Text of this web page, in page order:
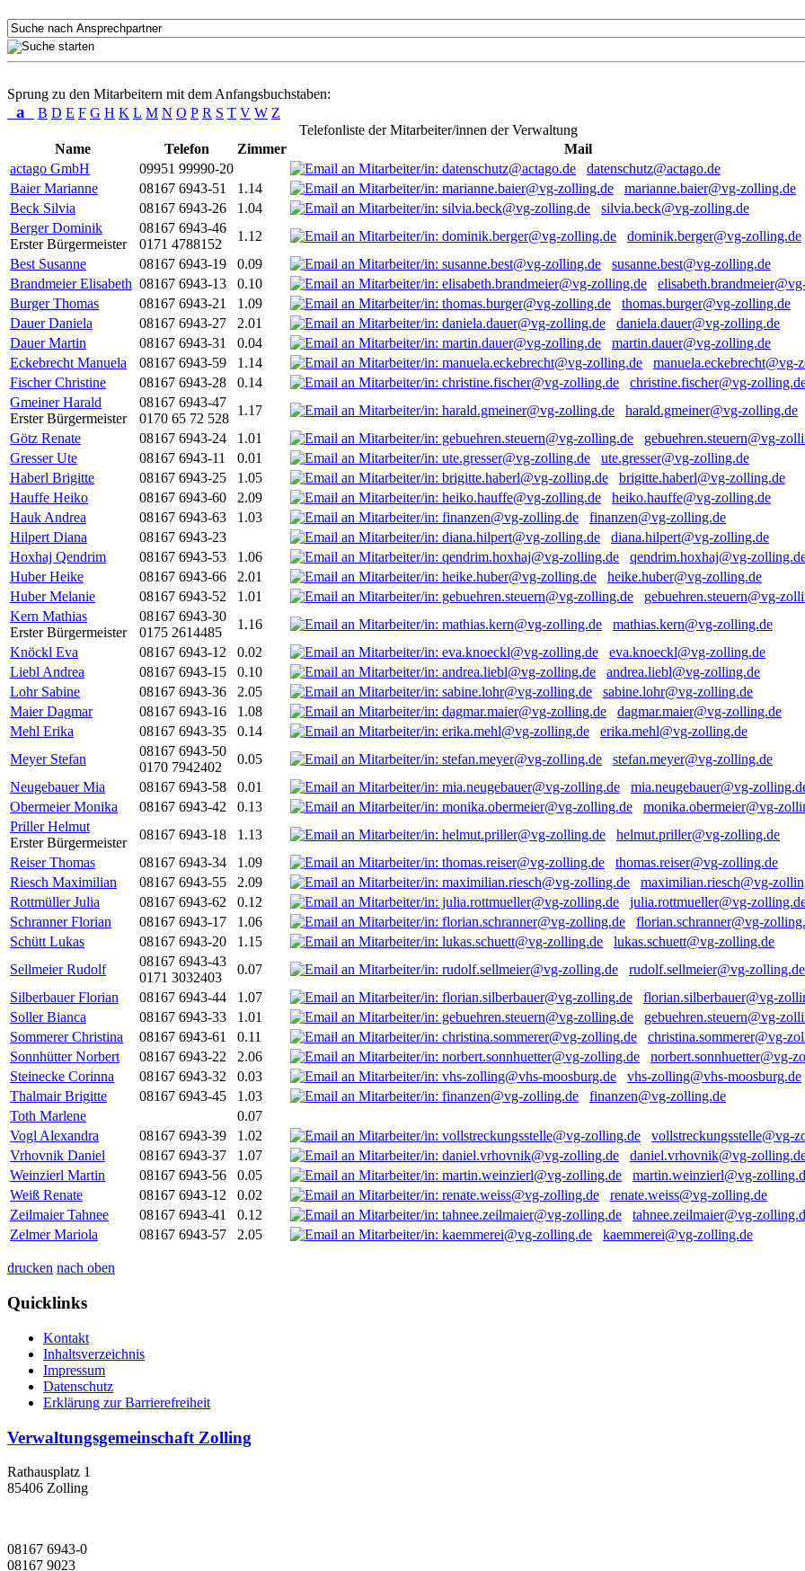
Sprung zu den Mitarbeitern mit dem Anfangsbuchstaben:
a B D E F G H K L M N O P R S T V W Z
Telefonliste der Mitarbeiter/innen der Verwaltung
Name
Telefon Zimmer
Mail
actago GmbH
09951 99990-20
datenschutz@actago.de
Baier Marianne
08167 6943-51 1.14
marianne.baier@vg-zolling.de
Beck Silvia
08167 6943-26 1.04
silvia.beck@vg-zolling.de
Berger Dominik
Erster Bürgermeister
08167 6943-46
0171 4788152
1.12
dominik.berger@vg-zolling.de
Best Susanne
08167 6943-19 0.09
susanne.best@vg-zolling.de
Brandmeier Elisabeth 08167 6943-13 0.10
Burger Thomas
08167 6943-21 1.09
thomas.burger@vg-zolling.de
Dauer Daniela
08167 6943-27 2.01
daniela.dauer@vg-zolling.de
Dauer Martin
08167 6943-31 0.04
martin.dauer@vg-zolling.de
Eckebrecht Manuela
08167 6943-59 1.14
manuela.eckebrecht@vg-
Fischer Christine
08167 6943-28 0.14
christine.fischer@vg-
Gmeiner Harald
Erster Bürgermeister
08167 6943-47
0170 65 72 528
1.17
harald.gmeiner@vg-zolling.de
Götz Renate
08167 6943-24 1.01
gebuehren.steuern@vg-
Gresser Ute
08167 6943-11 0.01
ute.gresser@vg-zolling.de
Haberl Brigitte
08167 6943-25 1.05
brigitte.haberl@vg-zolling.de
Hauffe Heiko
08167 6943-60 2.09
heiko.hauffe@vg-zolling.de
Hauk Andrea
08167 6943-63 1.03
finanzen@vg-zolling.de
Hilpert Diana
08167 6943-23
diana.hilpert@vg-zolling.de
Hoxhaj Qendrim
08167 6943-53 1.06
qendrim.hoxhaj@vg-
Huber Heike
08167 6943-66 2.01
heike.huber@vg-zolling.de
Huber Melanie
08167 6943-52 1.01
gebuehren.steuern@vg-
Kern Mathias
Erster Bürgermeister
08167 6943-30
0175 2614485
1.16
mathias.kern@vg-zolling.de
Knöckl Eva
08167 6943-12 0.02
eva.knoeckl@vg-zolling.de
Liebl Andrea
08167 6943-15 0.10
andrea.liebl@vg-zolling.de
Lohr Sabine
08167 6943-36 2.05
sabine.lohr@vg-zolling.de
Maier Dagmar
08167 6943-16 1.08
dagmar.maier@vg-zolling.de
Mehl Erika
08167 6943-35 0.14
erika.mehl@vg-zolling.de
Meyer Stefan
08167 6943-50
0170 7942402
0.05
stefan.meyer@vg-zolling.de
Neugebauer Mia
08167 6943-58 0.01
mia.neugebauer@vg-
Obermeier Monika
08167 6943-42 0.13
monika.obermeier@vg-
Priller Helmut
Erster Bürgermeister
08167 6943-18 1.13
helmut.priller@vg-zolling.de
Reiser Thomas
08167 6943-34 1.09
thomas.reiser@vg-zolling.de
Riesch Maximilian
08167 6943-55 2.09
maximilian.riesch@vg-
Rottmüller Julia
08167 6943-62 0.12
julia.rottmueller@vg-
Schranner Florian
08167 6943-17 1.06
florian.schranner@vg-
Schütt Lukas
08167 6943-20 1.15
lukas.schuett@vg-zolling.de
Sellmeier Rudolf
08167 6943-43
0171 3032403
0.07
rudolf.sellmeier@vg-zolling.de
Silberbauer Florian
08167 6943-44 1.07
florian.silberbauer@vg-
Soller Bianca
08167 6943-33 1.01
gebuehren.steuern@vg-
Sommerer Christina
08167 6943-61 0.11
christina.sommerer@vg-
Sonnhütter Norbert
08167 6943-22 2.06
norbert.sonnhuetter@vg-
Steinecke Corinna
08167 6943-32 0.03
vhs-zolling@vhs-moosburg.de
Thalmair Brigitte
08167 6943-45 1.03
finanzen@vg-zolling.de
Toth Marlene
0.07
Vogl Alexandra
08167 6943-39 1.02
vollstreckungsstelle@vg-
Vrhovnik Daniel
08167 6943-37 1.07
daniel.vrhovnik@vg-
Weinzierl Martin
08167 6943-56 0.05
martin.weinzierl@vg-
Weiß Renate
08167 6943-12 0.02
renate.weiss@vg-zolling.de
Zeilmaier Tahnee
08167 6943-41 0.12
tahnee.zeilmaier@vg-
Zelmer Mariola
08167 6943-57 2.05 kaemmerei@vg-zolling.de
drucken nach oben
Quicklinks
Kontakt
Inhaltsverzeichnis
Impressum
Datenschutz
Erklärung zur Barrierefreiheit
Verwaltungsgemeinschaft Zolling
Rathausplatz 1
85406 Zolling
08167 6943-0
08167 9023